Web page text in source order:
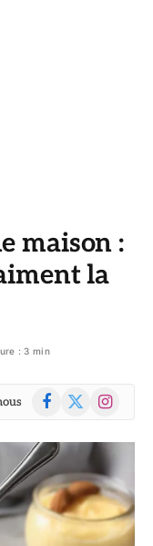
maison :
la
: 3 min
Facebook
X
Instagram